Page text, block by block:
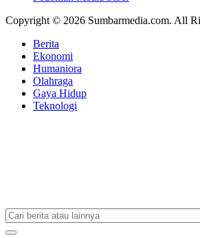
Copyright © 2026 Sumbarmedia.com. All
Berita
Ekonomi
Humaniora
Olahraga
Gaya Hidup
Teknologi